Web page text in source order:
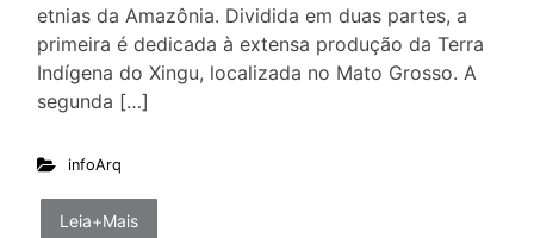
etnias da Amazônia. Dividida em duas partes, a
primeira é dedicada à extensa produção da Terra
Indígena do Xingu, localizada no Mato Grosso. A
segunda […]
infoArq
Leia+Mais